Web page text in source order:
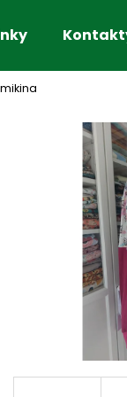
Co